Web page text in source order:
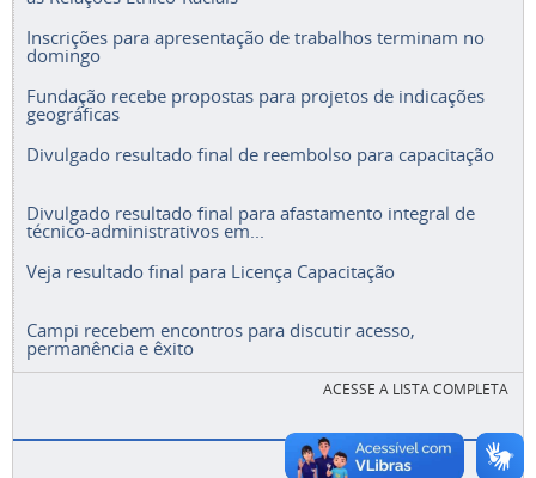
Inscrições para apresentação de trabalhos terminam no
domingo
Fundação recebe propostas para projetos de indicações
geográficas
Divulgado resultado final de reembolso para capacitação
Divulgado resultado final para afastamento integral de
técnico-administrativos em...
Veja resultado final para Licença Capacitação
Campi recebem encontros para discutir acesso,
permanência e êxito
ACESSE A LISTA COMPLETA